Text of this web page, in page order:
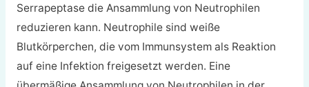
Serrapeptase die Ansammlung von Neutrophilen
reduzieren kann. Neutrophile sind weiße
Blutkörperchen, die vom Immunsystem als Reaktion
auf eine Infektion freigesetzt werden. Eine